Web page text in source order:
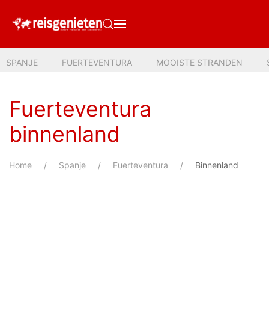
SPANJE FUERTEVENTURA MOOISTE STRANDEN
Fuerteventura
binnenland
Home Spanje Fuerteventura Binnenland